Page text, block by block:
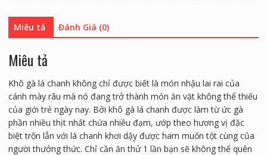
thế
nào
Miêu tả Đánh Giá (0)
Miêu tả
Khô gà lá chanh không chỉ được biết là món nhậu lai rai của
cánh mày râu mà nó đang trở thành món ăn vặt không thể thiếu
của giới trẻ ngày nay. Bởi khô gà lá chanh được làm từ ức gà
phần nhiều thịt nhất chứa nhiều đạm, ướp theo hương vị đặc
biệt trộn lẫn với lá chanh khơi dậy được ham muốn tột cùng của
người thưởng thức. Chỉ cần ăn thử 1 lần bạn sẽ không thể quên